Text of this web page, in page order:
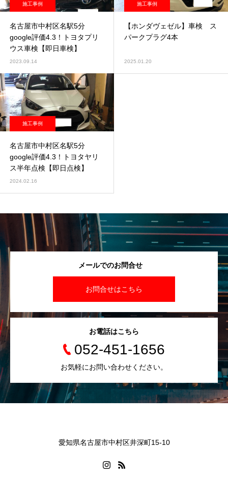
施工事例
名古屋市中村区名駅5分
google評価4.3！トヨタプリ
ウス車検【即日車検】
2023.09.14
施工事例
【ホンダヴェゼル】車検 ス
パークプラグ4本
2025.01.20
施工事例
名古屋市中村区名駅5分
google評価4.3！トヨタヤリ
ス半年点検【即日点検】
2024.02.16
メールでのお問合せ
お問合せはこちら
お電話はこちら
052-451-1656
お気軽にお問い合わせください。
愛知県名古屋市中村区井深町15-10